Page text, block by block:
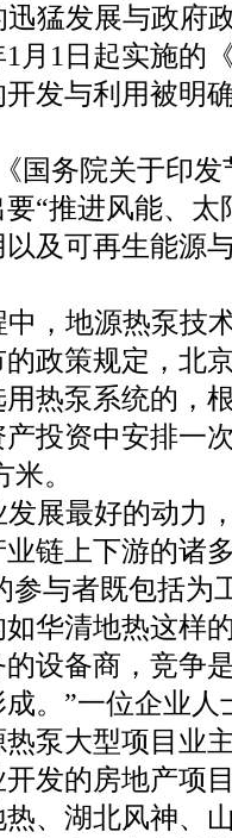
猛发展与政府
月1日起实施的
发与利用被明
国务院关于印
“推进风能、
及可再生能源
，地源热泵技
政策规定，北
热泵系统的，
投资中安排一
。
展最好的动力
链上下游的诸
参与者既包括为
华清地热这样
设备商，竞争
。”一位企业
泵大型项目业
发的房地产项
、湖北风神、